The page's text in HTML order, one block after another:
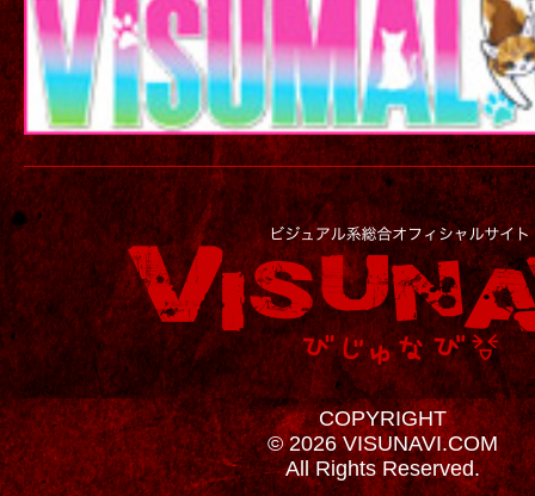
COPYRIGHT
© 2026 VISUNAVI.COM
All Rights Reserved.